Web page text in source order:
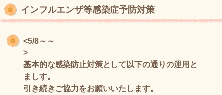
インフルエンザ等感染症予防対策
<5/8～～
>
基本的な感染防止対策として以下の通りの運用と
ましす。
引き続きご協力をお願いいたします。